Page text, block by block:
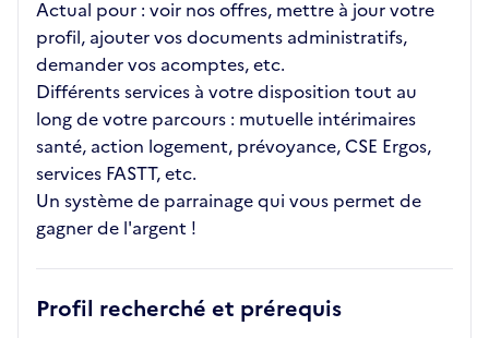
Actual pour : voir nos offres, mettre à jour votre
profil, ajouter vos documents administratifs,
demander vos acomptes, etc.
Différents services à votre disposition tout au
long de votre parcours : mutuelle intérimaires
santé, action logement, prévoyance, CSE Ergos,
services FASTT, etc.
Un système de parrainage qui vous permet de
gagner de l'argent !
Profil recherché et prérequis